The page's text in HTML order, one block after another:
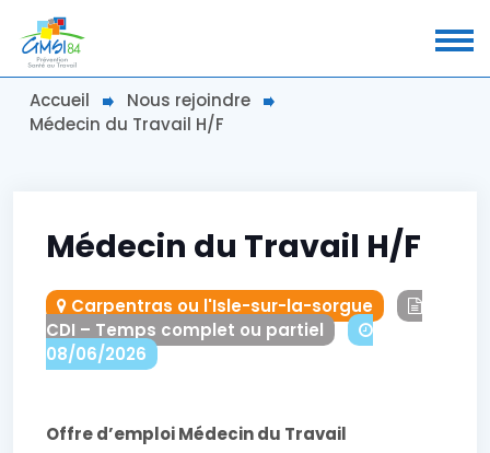
Accueil
Nous rejoindre
Médecin du Travail H/F
Médecin du Travail H/F
Carpentras ou l'Isle-sur-la-sorgue
CDI – Temps complet ou partiel
08/06/2026
Offre d’emploi Médecin du Travail